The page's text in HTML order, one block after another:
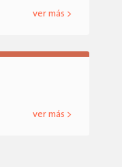
ver más >
ver más >